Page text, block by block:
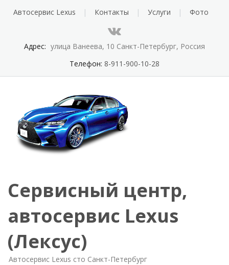
Автосервис Lexus Контакты Услуги Фото
Адрес: улица Ванеева, 10 Санкт-Петербург, Россия
Телефон: 8-911-900-10-28
Сервисный центр,
автосервис Lexus
(Лексус)
Автосервис Lexus сто Санкт-Петербург